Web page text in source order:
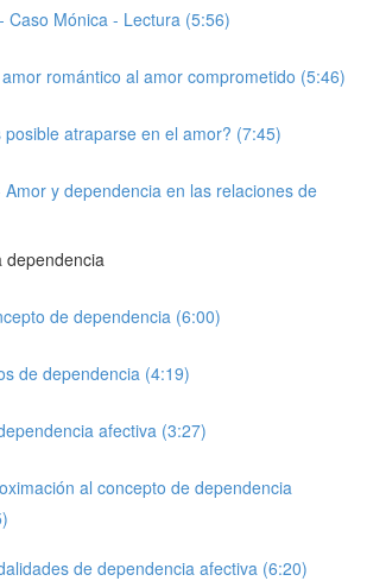
Caso Mónica - Lectura (5:56)
romántico al amor comprometido (5:46)
posible atraparse en el amor? (7:45)
y dependencia en las relaciones de
dependencia
de dependencia (6:00)
de dependencia (4:19)
afectiva (3:27)
al concepto de dependencia
de dependencia afectiva (6:20)